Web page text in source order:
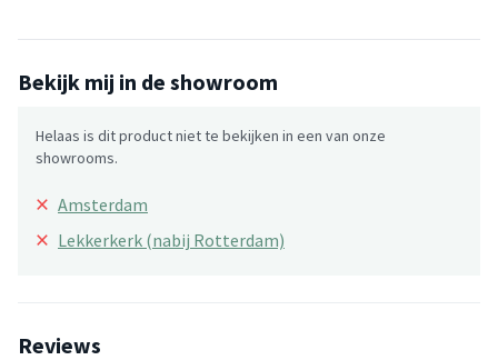
Bekijk mij in de showroom
Helaas is dit product niet te bekijken in een van onze
showrooms.
× Amsterdam
× Lekkerkerk (nabij Rotterdam)
Reviews